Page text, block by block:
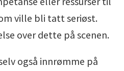
ville bli tatt seriøst.
over dette på scenen.
også innrømme på